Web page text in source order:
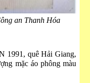
an Thanh Hóa
1991, quê Hải Giang,
mặc áo phông màu